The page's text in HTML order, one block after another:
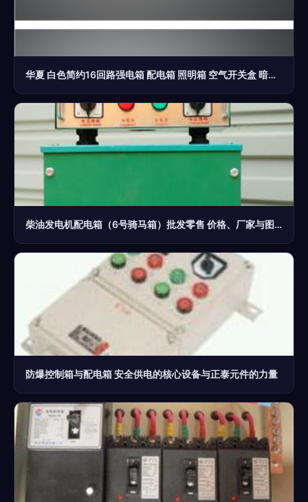
华夏 白色简约16回路强电箱 配电箱 照明箱 空气开关盒 暗装 铁_电气栏目
柴油发电机配电箱（6号骑马箱）批发零售 价格、厂家与图片全解析
防爆控制箱与配电箱 安全供电的核心设备与正泰元件的力量